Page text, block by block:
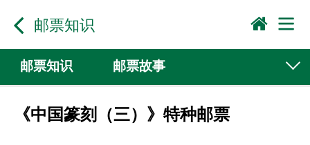
邮票知识
邮票知识 邮票故事
《中国篆刻（三）》特种邮票